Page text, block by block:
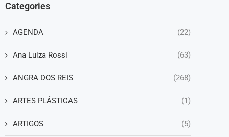
Categories
AGENDA (22)
Ana Luiza Rossi (63)
ANGRA DOS REIS (268)
ARTES PLÁSTICAS (1)
ARTIGOS (5)